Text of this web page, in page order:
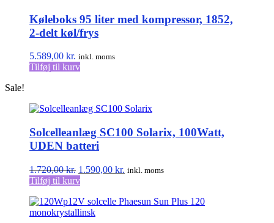
Køleboks 95 liter med kompressor, 1852,
2-delt køl/frys
5.589,00 kr. inkl. moms
Tilføj til kurv
Sale!
Solcelleanlæg SC100 Solarix, 100Watt,
UDEN batteri
1.720,00kr. Den
oprindelige
var:
1.720,00 kr..
1.590,00 kr. Den
er:
inkl. moms
Tilføj til kurv